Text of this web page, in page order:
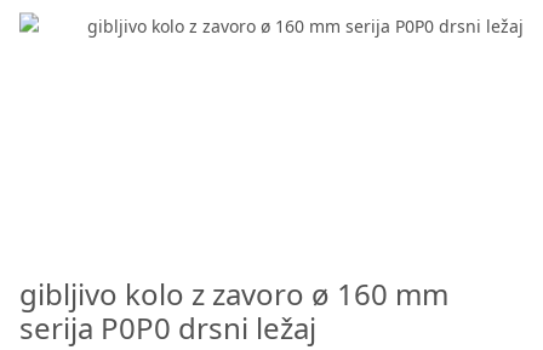
gibljivo kolo z zavoro ø 160 mm
serija P0P0 drsni ležaj